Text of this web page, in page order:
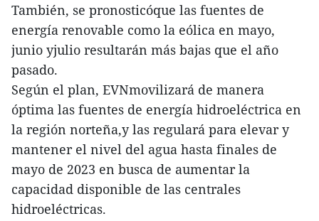
También, se pronosticóque las fuentes de
energía renovable como la eólica en mayo,
junio yjulio resultarán más bajas que el año
pasado.
Según el plan, EVNmovilizará de manera
óptima las fuentes de energía hidroeléctrica en
la región norteña,y las regulará para elevar y
mantener el nivel del agua hasta finales de
mayo de 2023 en busca de aumentar la
capacidad disponible de las centrales
hidroeléctricas.